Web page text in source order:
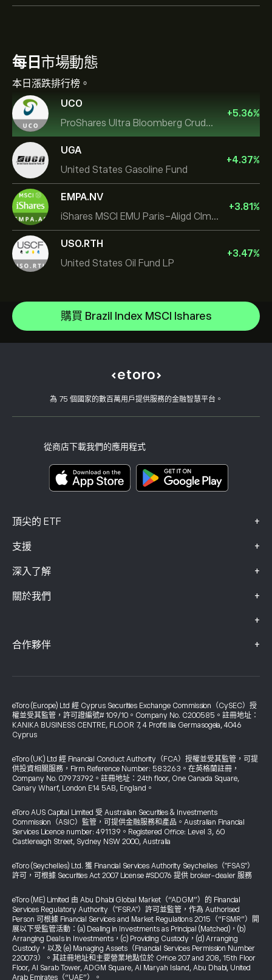
每日 市場動態
本日漲跌排行榜。
UCO
ProShares Ultra Bloomberg Crude Oil
+5.36%
UGA
United States Gasoline Fund
+4.37%
EMPA.NV
iShares MSCI EMU Paris-Aligd Clmt UCITS ETF EUR A
+3.81%
USO.RTH
United States Oil Fund LP
+3.47%
購買 Brazil Index MSCI Ishares
為 75 個國家的數百萬用戶提供服務的金融智慧平台。
從商店下載我們的應用程式
頂尖的 ETF +
Invesco S&P 500 Equal Weight ETF
SS SPDR S&P 500 UCITS ETF
VanEck Semiconductor UCITS ETF
支援 +
如何存款
如何提款
開設帳戶
用戶端漏洞
深入了解 +
CopyTrading 如何運作
負責任的交易
關於我們 +
為什麼選擇 eToro
我們的辦事處
+
風險揭露
關鍵資訊文件
投訴資料（FCA 客戶）
合作夥伴 +
投資保險
eToro (Europe) Ltd 經 Cyprus Securities Exchange Commission（CySEC）授
權並受其監管，許可證編號# 109/10。Company No. C200585。註冊地址：
KANIKA BUSINESS CENTRE, FLOOR 7, 4 Profiti Ilia Germasogeia, 4046
Cyprus
eToro (UK) Ltd 經 Financial Conduct Authority（FCA）授權並受其監管，可提
供投資相關服務，Firm Reference Number: 583263。在英格蘭註冊，
Company No. 07973792。註冊地址：24th floor, One Canada Square,
Canary Wharf, London E14 5AB, England。
eToro AUS Capital Limited 受 Australian Securities & Investments
Commission（ASIC）監管，可提供金融服務和產品。Australian Financial
Services Licence number: 491139。Registered Office: Level 3, 60
Castlereagh Street, Sydney NSW 2000, Australia
eToro (Seychelles) Ltd. 獲 Financial Services Authority Seychelles（"FSAS"）
許可，可根據 Securities Act 2007 License #SD076 提供 broker-dealer 服務
eToro (ME) Limited 由 Abu Dhabi Global Market（“ADGM”）的 Financial
Services Regulatory Authority（"FSRA"）許可並監管，作為 Authorised
Person 可根據 Financial Services and Market Regulations 2015（“FSMR”）開
展以下受監管活動：(a) Dealing in Investments as Principal (Matched)，(b)
Arranging Deals in Investments，(c) Providing Custody，(d) Arranging
Custody，以及 (e) Managing Assets（Financial Services Permission Number
220073）。其註冊地址和主要營業地點位於 Office 207 and 208, 15th Floor
Floor, Al Sarab Tower, ADGM Square, Al Maryah Island, Abu Dhabi, United
Arab Emirates（“UAE”）。